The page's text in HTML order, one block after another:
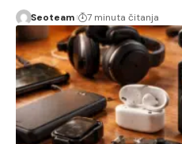
Seoteam 7 minuta čitanja